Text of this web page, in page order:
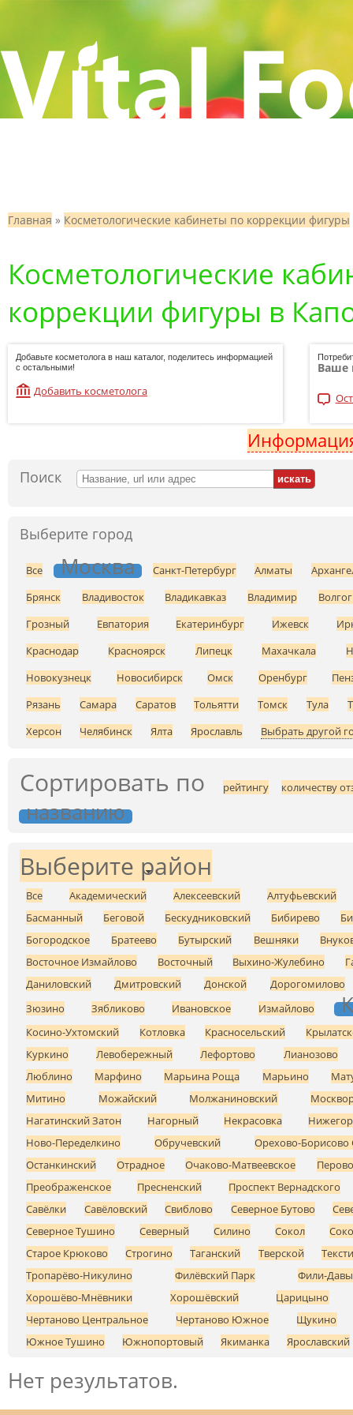
Главная » Косметологические кабинеты по коррекции фигуры
Косметологические
коррекции фигуры в
Добавьте косметолога в наш каталог, поделитесь информацией
с остальными!
Добавить косметолога
Ваше
Поиск
Выберите город
Все Москва Санкт-Петербург Алматы
Брянск
Владивосток Владикавказ Владимир
Грозный
Евпатория Екатеринбург Ижевск
Краснодар
Красноярск Липецк Махачкала
Новокузнецк
Новосибирск Омск Оренбург
Рязань
Самара Саратов Тольятти Томск Тула
Херсон
Челябинск Ялта Ярославль Выбрать другой
Сортировать по рейтингу количеству
названию
Выберите район
Все Академический Алексеевский
Алтуфьевский
Басманный
Беговой Бескудниковский Бибирево
Богородское
Братеево Бутырский Вешняки
Восточное Измайлово
Восточный Выхино-Жулебино
Даниловский
Дмитровский Донской
Дорогомилово
Зюзино
Зябликово Ивановское Измайлово
Косино-Ухтомский Котловка Красносельский
Куркино
Левобережный Лефортово
Лианозово
Люблино
Марфино Марьина Роща Марьино
Митино
Можайский Молжаниновский
Нагатинский Затон
Нагорный Некрасовка
Ново-Переделкино
Обручевский
Орехово-Борисово
Останкинский
Отрадное Очаково-Матвеевское
Перово
Преображенское
Пресненский
Проспект Вернадского
Савёлки
Савёловский Свиблово Северное Бутово
Северное Тушино
Северный Силино Сокол
Старое Крюково
Строгино Таганский Тверской
Тропарёво-Никулино
Филёвский Парк
Фили-
Хорошёво-Мнёвники
Хорошёвский
Царицыно
Чертаново Центральное
Чертаново Южное
Щукино
Южное Тушино
Южнопортовый Якиманка Ярославский
Нет результатов.